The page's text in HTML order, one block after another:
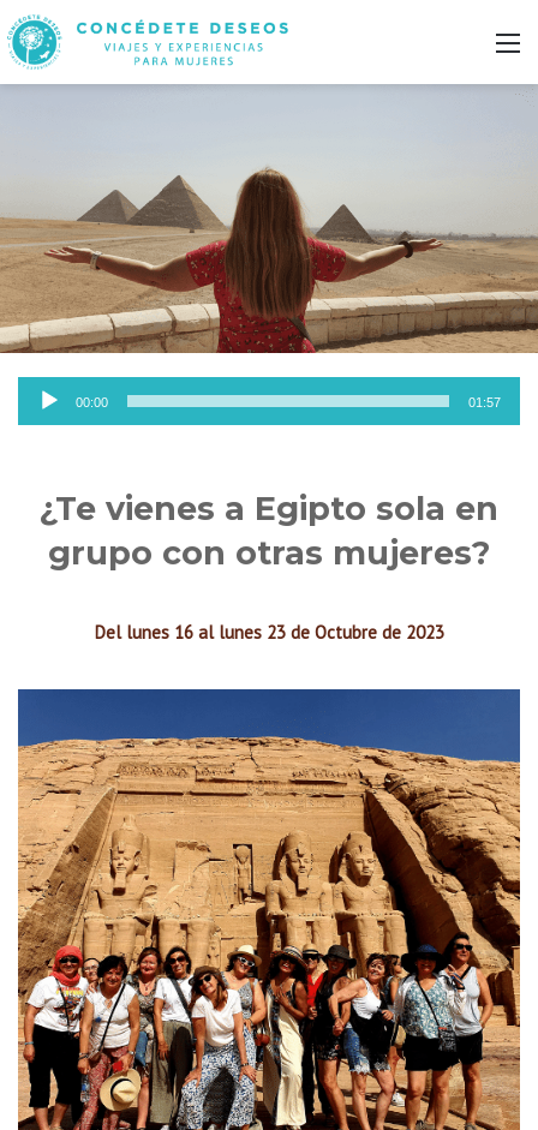
Reproductor
de
00:00 01:57
¿Te vienes a Egipto sola en
grupo con otras mujeres?
Del lunes 16 al lunes 23 de Octubre de 2023